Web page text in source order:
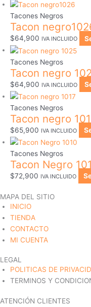
Tacones Negros
Tacon
$64,900 IVA INCLUIDO
Tacones Negros
Tacon negro
$64,900 IVA INCLUIDO
Tacones Negros
Tacon negro
$65,900 IVA INCLUIDO
Tacones Negros
Tacon Negro
$72,900 IVA INCLUIDO
MAPA DEL SITIO
INICIO
TIENDA
CONTACTO
MI CUENTA
LEGAL
POLITICAS DE
TERMINOS Y
ATENCIÓN CLIENTES